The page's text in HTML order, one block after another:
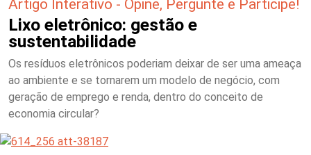
Artigo Interativo - Opine, Pergunte e Participe!
Lixo eletrônico: gestão e
sustentabilidade
Os resíduos eletrônicos poderiam deixar de ser uma ameaça
ao ambiente e se tornarem um modelo de negócio, com
geração de emprego e renda, dentro do conceito de
economia circular?